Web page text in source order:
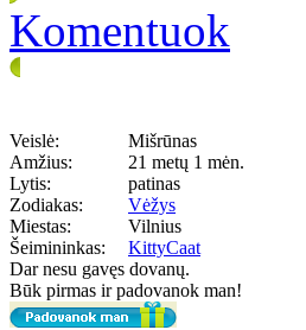
Komentuok
Veislė:
Mišrūnas
Amžius:
21 metų 1 mėn.
Lytis:
patinas
Zodiakas:
Vėžys
Miestas:
Vilnius
Šeimininkas:
KittyCaat
Dar nesu gavęs dovanų.
Būk pirmas ir padovanok man!